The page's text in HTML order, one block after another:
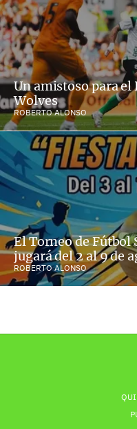
Un amistoso para el
Wolves
ROBERTO ALONSO
El Torneo de Fútbol
jugará del 2 al 9 de
ROBERTO ALONSO